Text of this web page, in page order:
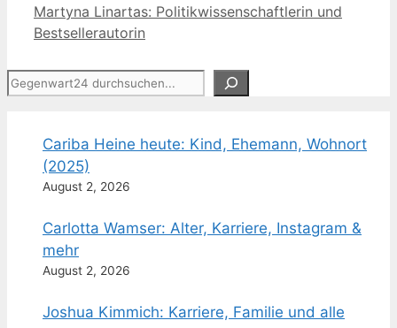
Martyna Linartas: Politikwissenschaftlerin und
Bestsellerautorin
Suchen
Cariba Heine heute: Kind, Ehemann, Wohnort
(2025)
August 2, 2026
Carlotta Wamser: Alter, Karriere, Instagram &
mehr
August 2, 2026
Joshua Kimmich: Karriere, Familie und alle